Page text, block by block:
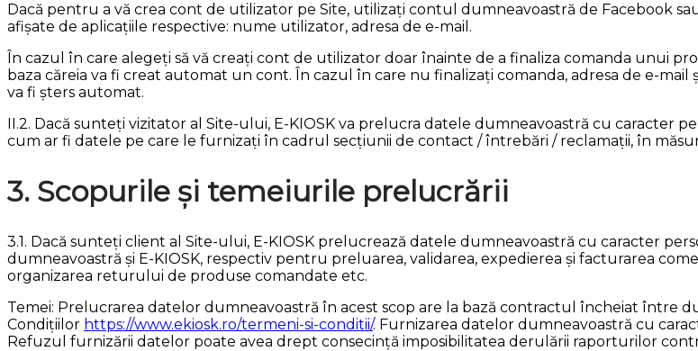
Dacă pentru a vă crea cont de utilizator pe Site, utilizați contul dumneavoastră de Facebook
afișate de aplicațiile respective: nume utilizator, adresa de e-mail.
În cazul în care alegeți să vă creați cont de utilizator doar înainte de a finaliza comanda unui
baza căreia va fi creat automat un cont. În cazul în care nu finalizați comanda, adresa de e-
va fi șters automat.
II.2. Dacă sunteți vizitator al Site-ului, E-KIOSK va prelucra datele dumneavoastră cu
cum ar fi datele pe care le furnizați în cadrul secțiunii de contact / întrebări / reclamații, în
3. Scopurile și temeiurile prelucrării
3.1. Dacă sunteți client al Site-ului, E-KIOSK prelucrează datele dumneavoastră cu caracter
dumneavoastră şi E-KIOSK, respectiv pentru preluarea, validarea, expedierea şi facturarea
organizarea returului de produse comandate etc.
Temei: Prelucrarea datelor dumneavoastră în acest scop are la bază contractul încheiat între
Condițiilor https://www.ekiosk.ro/termeni-si-conditii/. Furnizarea datelor dumneavoastră cu
Refuzul furnizării datelor poate avea drept consecință imposibilitatea derulării raporturilor